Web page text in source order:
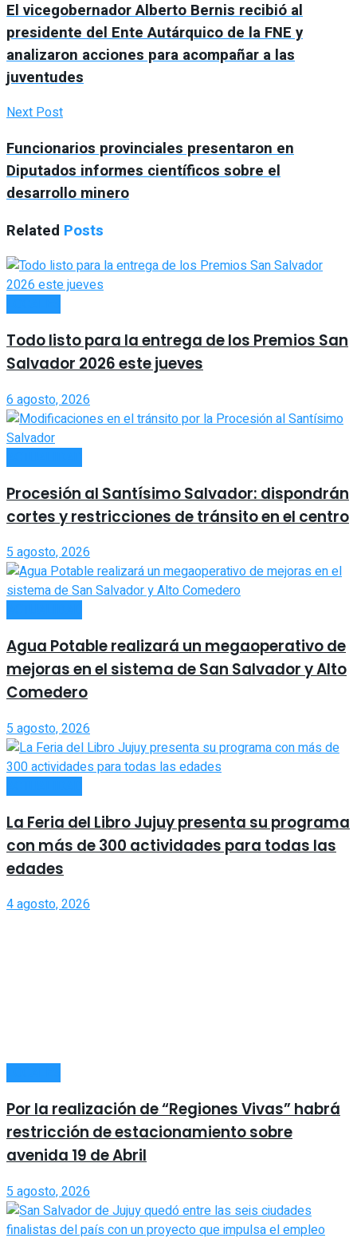
El vicegobernador Alberto Bernis recibió al
presidente del Ente Autárquico de la FNE y
analizaron acciones para acompañar a las
juventudes
Next Post
Funcionarios provinciales presentaron en
Diputados informes científicos sobre el
desarrollo minero
Related Posts
Todo listo para la entrega de los Premios San
Salvador 2026 este jueves
6 agosto, 2026
Procesión al Santísimo Salvador: dispondrán
cortes y restricciones de tránsito en el centro
5 agosto, 2026
Agua Potable realizará un megaoperativo de
mejoras en el sistema de San Salvador y Alto
Comedero
5 agosto, 2026
La Feria del Libro Jujuy presenta su programa
con más de 300 actividades para todas las
edades
4 agosto, 2026
Por la realización de “Regiones Vivas” habrá
restricción de estacionamiento sobre
avenida 19 de Abril
5 agosto, 2026